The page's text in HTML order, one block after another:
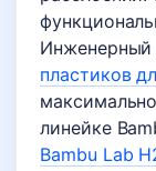
Инженерный
пластиков
линейке
Bambu Lab